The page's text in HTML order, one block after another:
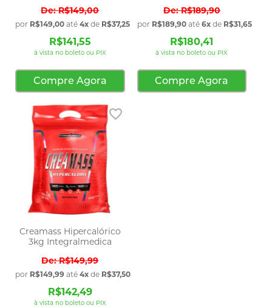
R$149,00
por R$149,00 até 4x de R$37,25 sem juros
R$141,55
à vista no boleto ou PIX
Compre Agora
R$189,90
por R$189,90até 6xde R$31,65sem
R$180,41
à vista no boleto ou PIX
Compre Agora
Creamass Hipercalórico
3kg Integralmedica
R$149,99
por R$149,99 até 4x de R$37,50
R$142,49
à vista no boleto ou PIX